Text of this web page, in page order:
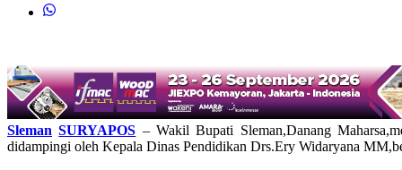
Sleman SURYAPOS – Wakil Bupati Sleman,Danang
didampingi oleh Kepala Dinas Pendidikan Drs.Ery Widaryana